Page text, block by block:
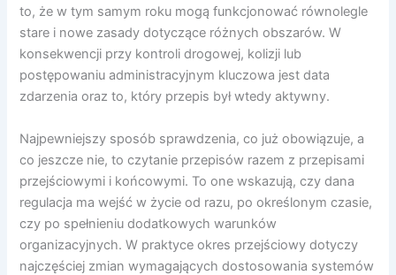
to, że w tym samym roku mogą funkcjonować równolegle
stare i nowe zasady dotyczące różnych obszarów. W
konsekwencji przy kontroli drogowej, kolizji lub
postępowaniu administracyjnym kluczowa jest data
zdarzenia oraz to, który przepis był wtedy aktywny.
Najpewniejszy sposób sprawdzenia, co już obowiązuje, a
co jeszcze nie, to czytanie przepisów razem z przepisami
przejściowymi i końcowymi. To one wskazują, czy dana
regulacja ma wejść w życie od razu, po określonym czasie,
czy po spełnieniu dodatkowych warunków
organizacyjnych. W praktyce okres przejściowy dotyczy
najczęściej zmian wymagających dostosowania systemów